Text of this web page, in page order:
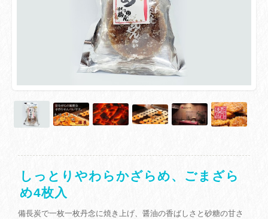
しっとりやわらかざらめ、ごまざら
め4枚入
備長炭で一枚一枚丹念に焼き上げ、醤油の香ばしさと砂糖の甘さ